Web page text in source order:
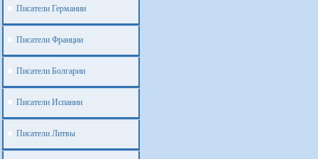
Писатели Германии
Писатели Франции
Писатели Болгарии
Писатели Испании
Писатели Литвы